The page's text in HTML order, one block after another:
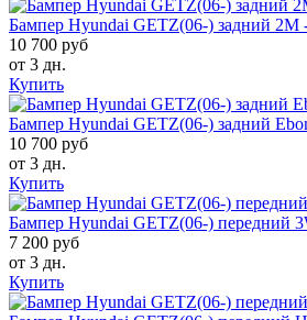
Бампер Hyundai GETZ(06-) задний
10 700 руб
от 3 дн.
Купить
Бампер Hyundai GETZ(06-) задний
10 700 руб
от 3 дн.
Купить
Бампер Hyundai GETZ(06-) передний
7 200 руб
от 3 дн.
Купить